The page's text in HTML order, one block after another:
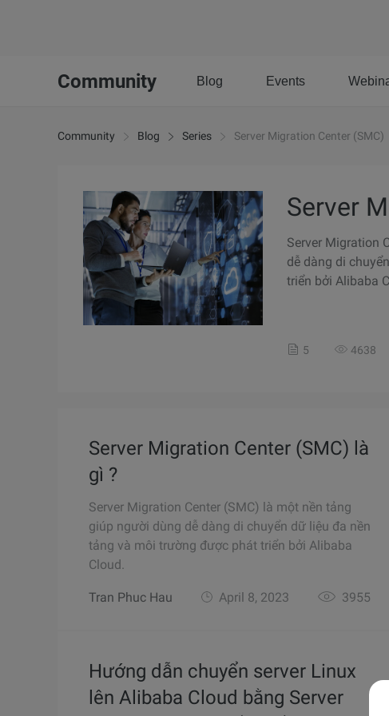
Community Blog Events
Community Blog Series Server Migration Center (SMC)
Server
Server Migration
dễ dàng di
triển bởi Alibaba
5 4638
Server Migration Center (SMC) là
gì ?
Server Migration Center (SMC) là một nền tảng
giúp người dùng dễ dàng di chuyển dữ liệu đa nền
tảng và môi trường được phát triển bởi Alibaba
Cloud.
Tran Phuc Hau April 8, 2023 3955
Hướng dẫn chuyển server Linux
lên Alibaba Cloud bằng Server